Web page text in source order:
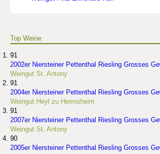
Top Weine
91
2002er Niersteiner Pettenthal Riesling Grosses
Weingut St. Antony
91
2004er Niersteiner Pettenthal Riesling Grosses
Weingut Heyl zu Herrnsheim
91
2007er Niersteiner Pettenthal Riesling Grosses
Weingut St. Antony
90
2005er Niersteiner Pettenthal Riesling Grosses